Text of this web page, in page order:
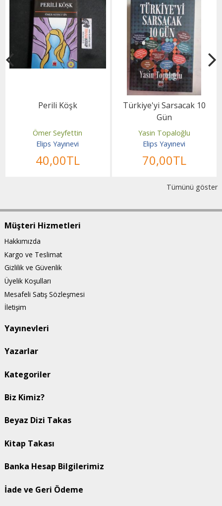
Perili Köşk
Ömer Seyfettin
Elips Yayınevi
40,00TL
Türkiye'yi Sarsacak 10
Gün
Yasin Topaloğlu
Elips Yayınevi
70,00TL
Tümünü göster
Müşteri Hizmetleri
Hakkımızda
Kargo ve Teslimat
Gizlilik ve Güvenlik
Üyelik Koşulları
Mesafeli Satış Sözleşmesi
İletişim
Yayınevleri
Yazarlar
Kategoriler
Biz Kimiz?
Beyaz Dizi Takas
Kitap Takası
Banka Hesap Bilgilerimiz
İade ve Geri Ödeme